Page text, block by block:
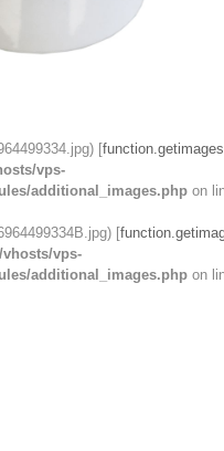
[
vps-
additional_images.php on
[
vps-
additional_images.php on